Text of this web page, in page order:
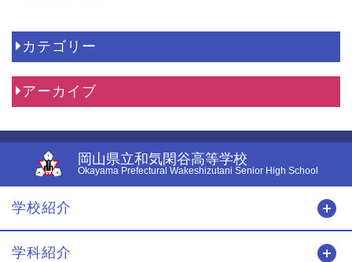
カテゴリー
アーカイブ
岡山県立和気閑谷高等学校
Okayama Prefectural Wakeshizutani Senior High School
学校紹介
学科紹介